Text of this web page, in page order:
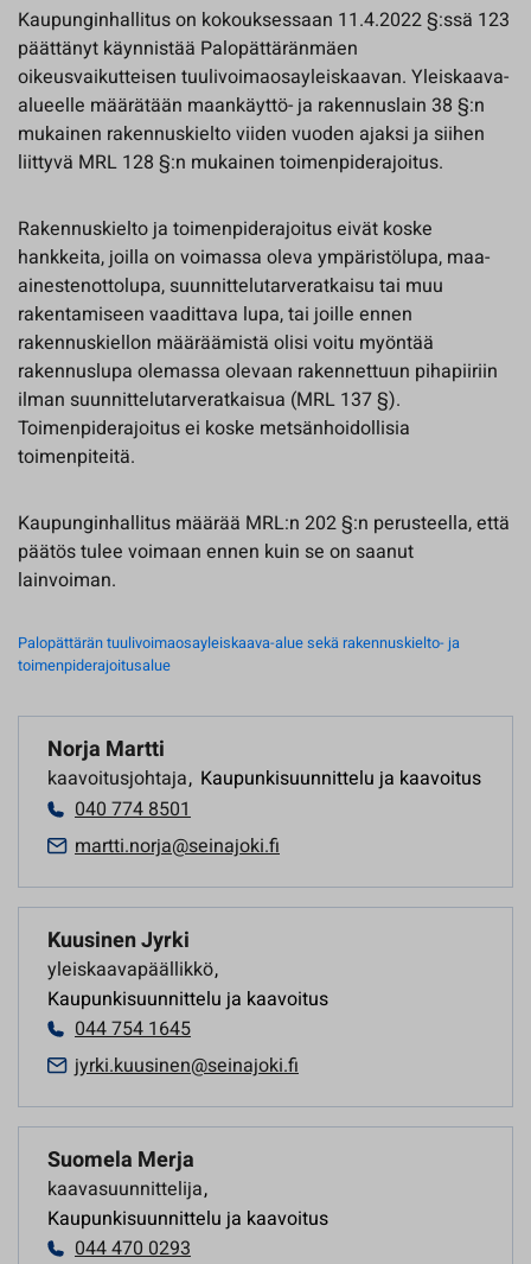
Kaupunginhallitus on kokouksessaan 11.4.2022 §:ssä 123
päättänyt käynnistää Palopättäränmäen
oikeusvaikutteisen tuulivoimaosayleiskaavan. Yleiskaava-
alueelle määrätään maankäyttö- ja rakennuslain 38 §:n
mukainen rakennuskielto viiden vuoden ajaksi ja siihen
liittyvä MRL 128 §:n mukainen toimenpiderajoitus.
Rakennuskielto ja toimenpiderajoitus eivät koske
hankkeita, joilla on voimassa oleva ympäristölupa, maa-
ainestenottolupa, suunnittelutarveratkaisu tai muu
rakentamiseen vaadittava lupa, tai joille ennen
rakennuskiellon määräämistä olisi voitu myöntää
rakennuslupa olemassa olevaan rakennettuun pihapiiriin
ilman suunnittelutarveratkaisua (MRL 137 §).
Toimenpiderajoitus ei koske metsänhoidollisia
toimenpiteitä.
Kaupunginhallitus määrää MRL:n 202 §:n perusteella, että
päätös tulee voimaan ennen kuin se on saanut
lainvoiman.
Palopättärän tuulivoimaosayleiskaava-alue sekä rakennuskielto- ja
toimenpiderajoitusalue
Norja Martti
kaavoitusjohtaja, Kaupunkisuunnittelu ja kaavoitus
040 774 8501
martti.norja@seinajoki.fi
Kuusinen Jyrki
yleiskaavapäällikkö,
Kaupunkisuunnittelu ja kaavoitus
044 754 1645
jyrki.kuusinen@seinajoki.fi
Suomela Merja
kaavasuunnittelija,
Kaupunkisuunnittelu ja kaavoitus
044 470 0293